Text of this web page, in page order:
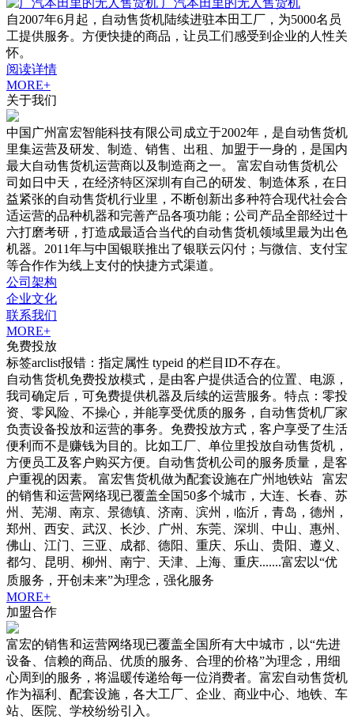
广汽本田里的无人售货机
自2007年6月起，自动售货机陆续进驻本田工厂，为5000名员
工提供服务。方便快捷的商品，让员工们感受到企业的人性关
怀。
阅读详情
MORE+
关于我们
中国广州富宏智能科技有限公司成立于2002年，是自动售货机
里集运营及研发、制造、销售、出租、加盟于一身的，是国内
最大自动售货机运营商以及制造商之一。 富宏自动售货机公
司如日中天，在经济特区深圳有自己的研发、制造体系，在日
益紧张的自动售货机行业里，不断创新出多种符合现代社会合
适运营的品种机器和完善产品各项功能；公司产品全部经过十
六打磨考研，打造成最适合当代的自动售货机领域里最为出色
机器。2011年与中国银联推出了银联云闪付；与微信、支付宝
等合作作为线上支付的快捷方式渠道。
公司架构
企业文化
联系我们
MORE+
免费投放
标签arclist报错：指定属性 typeid 的栏目ID不存在。
自动售货机免费投放模式，是由客户提供适合的位置、电源，
我司确定后，可免费提供机器及后续的运营服务。特点：零投
资、零风险、不操心，并能享受优质的服务，自动售货机厂家
负责设备投放和运营的事务。免费投放方式，客户享受了生活
便利而不是赚钱为目的。比如工厂、单位里投放自动售货机，
方便员工及客户购买方便。自动售货机公司的服务质量，是客
户重视的因素。 富宏售货机做为配套设施在广州地铁站 富宏
的销售和运营网络现已覆盖全国50多个城市，大连、长春、苏
州、芜湖、南京、景德镇、济南、滨州，临沂，青岛，德州，
郑州、西安、武汉、长沙、广州、东莞、深圳、中山、惠州、
佛山、江门、三亚、成都、德阳、重庆、乐山、贵阳、遵义、
都匀、昆明、柳州、南宁、天津、上海、重庆.......富宏以“优
质服务，开创未来”为理念，强化服务
MORE+
加盟合作
富宏的销售和运营网络现已覆盖全国所有大中城市，以“先进
设备、信赖的商品、优质的服务、合理的价格”为理念，用细
心周到的服务，将温暖传递给每一位消费者。富宏自动售货机
作为福利、配套设施，各大工厂、企业、商业中心、地铁、车
站、医院、学校纷纷引入。